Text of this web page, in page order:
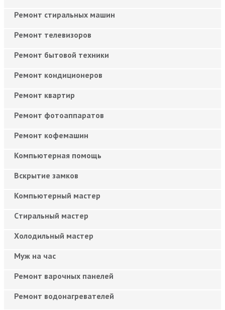
Ремонт стиральных машин
Ремонт телевизоров
Ремонт бытовой техники
Ремонт кондиционеров
Ремонт квартир
Ремонт фотоаппаратов
Ремонт кофемашин
Компьютерная помощь
Вскрытие замков
Компьютерный мастер
Cтиральный мастер
Холодильный мастер
Муж на час
Ремонт варочных панелей
Ремонт водонагревателей